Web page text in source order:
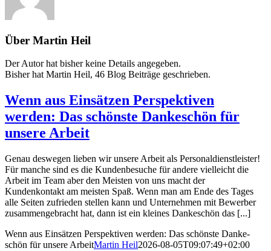
Über Martin Heil
Der Autor hat bisher keine Details angegeben.
Bisher hat Martin Heil, 46 Blog Beiträge geschrieben.
Wenn aus Einsätzen Perspek­tiven
werden: Das schönste Danke­schön für
unsere Arbeit
Genau deswegen lieben wir unsere Arbeit als Personaldienstleister!
Für manche sind es die Kundenbesuche für andere vielleicht die
Arbeit im Team aber den Meisten von uns macht der
Kundenkontakt am meisten Spaß. Wenn man am Ende des Tages
alle Seiten zufrieden stellen kann und Unternehmen mit Bewerber
zusammengebracht hat, dann ist ein kleines Dankeschön das [...]
Wenn aus Einsätzen Perspek­tiven werden: Das schönste Danke­
schön für unsere ArbeitMartin Heil2026-08-05T09:07:49+02:00